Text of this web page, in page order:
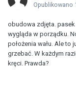
Opublikowano
obudowa zdjęta. pasek
wygląda w porządku.
położenia wału. Ale to
grzebać. W każdym
kręci. Prawda?